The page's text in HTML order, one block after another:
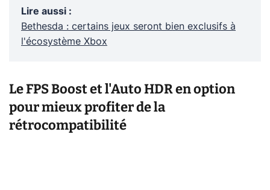
Lire aussi :
Bethesda : certains jeux seront bien exclusifs à
l'écosystème Xbox
Le FPS Boost et l'Auto HDR en option
pour mieux profiter de la
rétrocompatibilité